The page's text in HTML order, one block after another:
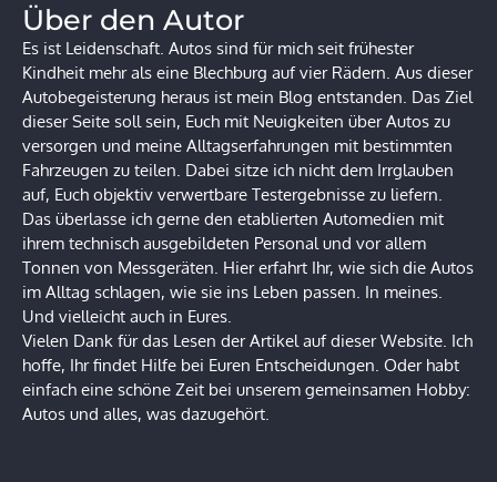
Über den Autor
Es ist Leidenschaft. Autos sind für mich seit frühester
Kindheit mehr als eine Blechburg auf vier Rädern. Aus dieser
Autobegeisterung heraus ist mein Blog entstanden. Das Ziel
dieser Seite soll sein, Euch mit Neuigkeiten über Autos zu
versorgen und meine Alltagserfahrungen mit bestimmten
Fahrzeugen zu teilen. Dabei sitze ich nicht dem Irrglauben
auf, Euch objektiv verwertbare Testergebnisse zu liefern.
Das überlasse ich gerne den etablierten Automedien mit
ihrem technisch ausgebildeten Personal und vor allem
Tonnen von Messgeräten. Hier erfahrt Ihr, wie sich die Autos
im Alltag schlagen, wie sie ins Leben passen. In meines.
Und vielleicht auch in Eures.
Vielen Dank für das Lesen der Artikel auf dieser Website. Ich
hoffe, Ihr findet Hilfe bei Euren Entscheidungen. Oder habt
einfach eine schöne Zeit bei unserem gemeinsamen Hobby:
Autos und alles, was dazugehört.